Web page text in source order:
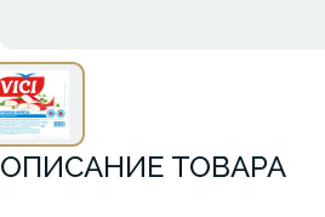
ОПИСАНИЕ ТОВАРА